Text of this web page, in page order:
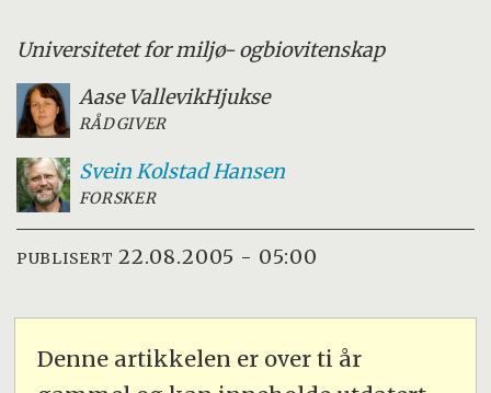
Universitetet for miljø- ogbiovitenskap
Aase VallevikHjukse
RÅDGIVER
SveinKolstad Hansen
FORSKER
PUBLISERT 22.08.2005 - 05:00
Denne artikkelen er over ti år